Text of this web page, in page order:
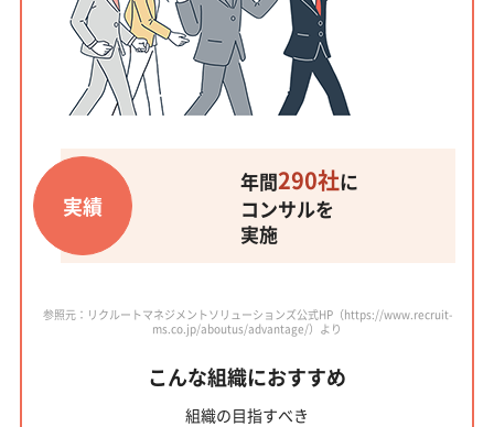
実績
年間290社に
コンサルを
実施
参照元：リクルートマネジメントソリューションズ公式HP（https://www.recruit-
ms.co.jp/aboutus/advantage/）より
こんな組織におすすめ
組織の目指すべき